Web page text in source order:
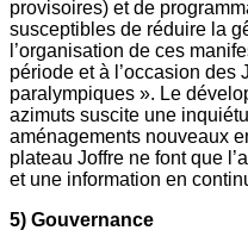
provisoires) et de
susceptibles de réduire la
l’organisation de ces
période et à l’occasion des
paralympiques ». Le
azimuts suscite une
aménagements nouveaux
plateau Joffre ne font que
et une information en
5) Gouvernance